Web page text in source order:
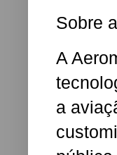
Sobre a
A
a